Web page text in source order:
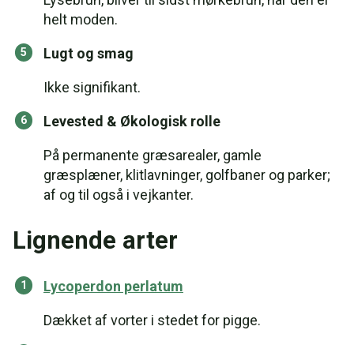
helt moden.
Lugt og smag
Ikke signifikant.
Levested & Økologisk rolle
På permanente græsarealer, gamle
græsplæner, klitlavninger, golfbaner og parker;
af og til også i vejkanter.
Lignende arter
Lycoperdon perlatum
Dækket af vorter i stedet for pigge.